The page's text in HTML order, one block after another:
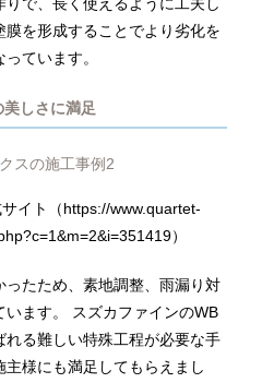
を形成することでより劣化を
ています。
しさに満足
イト（https://www.quartet-
）
たため、素地調整、雨漏り対
ます。 スズカファインのWB
る難しい特殊工程が必要な手
様にも満足してもらえまし